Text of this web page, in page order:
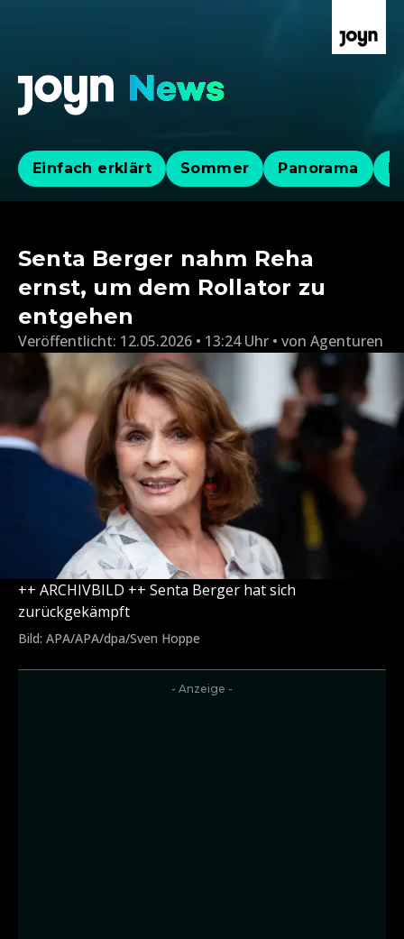
Einfach erklärt Sommer Panorama
Senta Berger nahm Reha
ernst, um dem Rollator zu
entgehen
Veröffentlicht: 12.05.2026 • 13:24 Uhr von Agenturen
++ ARCHIVBILD ++ Senta Berger hat sich
zurückgekämpft
Bild: APA/APA/dpa/Sven Hoppe
- Anzeige -